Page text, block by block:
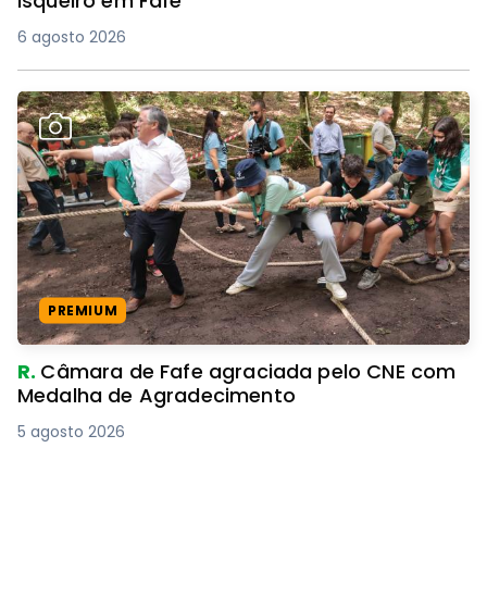
6 agosto 2026
PREMIUM
R. Câmara de Fafe agraciada pelo CNE com
Medalha de Agradecimento
5 agosto 2026